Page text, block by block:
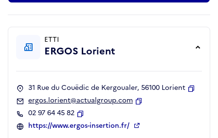
ETTI
ERGOS Lorient
31 Rue du Couëdic de Kergoualer, 56100 Lorient
ergos.lorient@actualgroup.com
02 97 64 45 82
Copier
https://www.ergos-insertion.fr/